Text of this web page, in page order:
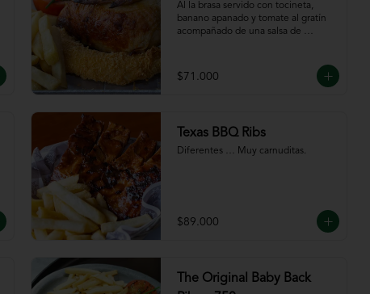
Al la brasa servido con tocineta,
banano apanado y tomate al gratín
acompañado de una salsa de
$71.000
Texas BBQ Ribs
Diferentes … Muy carnuditas.
$89.000
The Original Baby Back